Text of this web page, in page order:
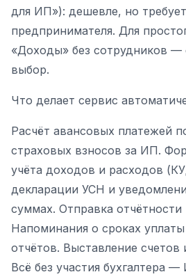
для ИП»): дешевле, но
предпринимателя. Для
«Доходы» без сотрудников —
выбор.
Что делает сервис
Расчёт авансовых платежей
страховых взносов за ИП.
учёта доходов и расходов
декларации УСН и
суммах. Отправка
Напоминания о сроках
отчётов. Выставление счетов
Всё без участия бухгалтера